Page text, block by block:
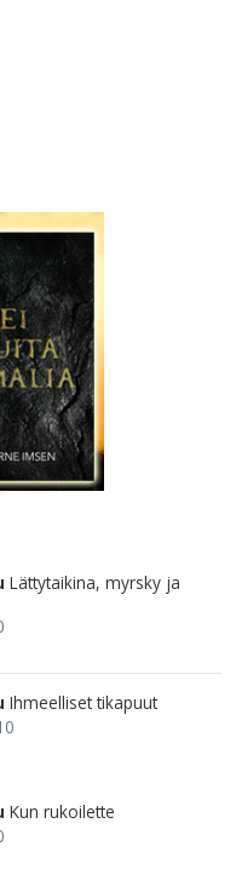
Lättytaikina, myrsky ja
Ihmeelliset tikapuut
Kun rukoilette